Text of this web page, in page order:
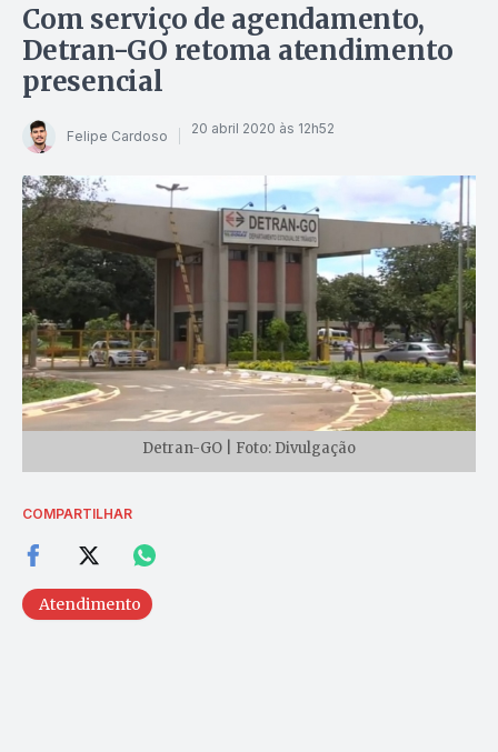
Com serviço de agendamento,
Detran-GO retoma atendimento
presencial
Felipe Cardoso 20 abril 2020 às 12h52
Detran-GO | Foto: Divulgação
COMPARTILHAR
Atendimento